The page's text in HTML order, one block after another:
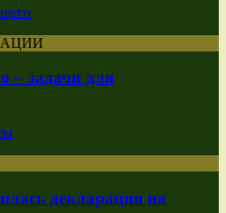
– задачи для
декларация на